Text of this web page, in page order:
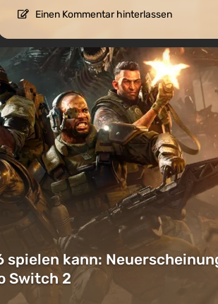
Einen Kommentar hinterlassen
spielen kann:
Switch 2